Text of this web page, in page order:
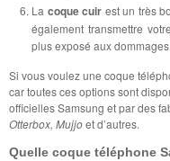
La coque cuir est un très
également transmettre
plus exposé aux
Si vous voulez une coque
car toutes ces options sont
officielles Samsung et par des
Otterbox, Mujjoet d’autres.
Quelle coque téléphone